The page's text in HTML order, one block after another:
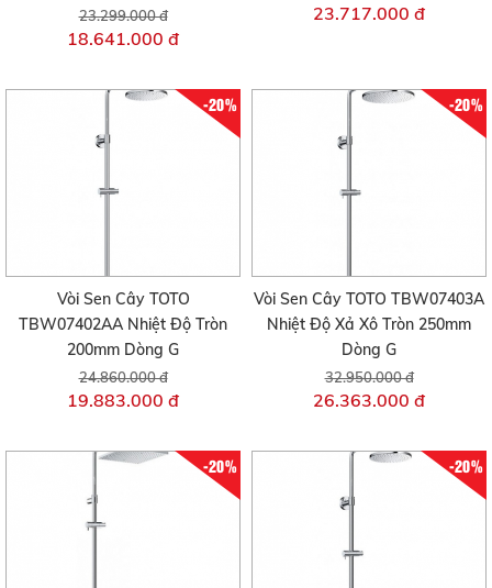
23.299.000 đ
18.641.000 đ
23.717.000 đ
-20%
Vòi Sen Cây TOTO
TBW07402AA Nhiệt Độ Tròn
200mm Dòng G
24.860.000 đ
19.883.000 đ
-20%
Vòi Sen Cây TOTO TBW07403A
Nhiệt Độ Xả Xô Tròn 250mm
Dòng G
32.950.000 đ
26.363.000 đ
-20% -20%